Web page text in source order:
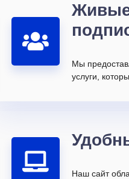
Мы
услуги,
Наш сайт